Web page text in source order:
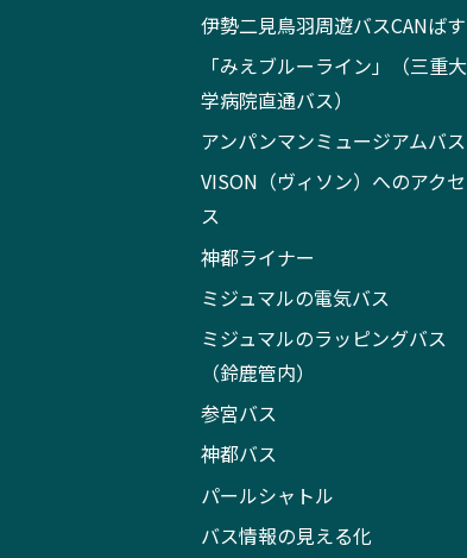
伊勢二見鳥羽周遊バスCANばす
「みえブルーライン」（三重大
学病院直通バス）
アンパンマンミュージアムバス
VISON（ヴィソン）へのアクセ
ス
神都ライナー
ミジュマルの電気バス
ミジュマルのラッピングバス
（鈴鹿管内）
参宮バス
神都バス
パールシャトル
バス情報の見える化